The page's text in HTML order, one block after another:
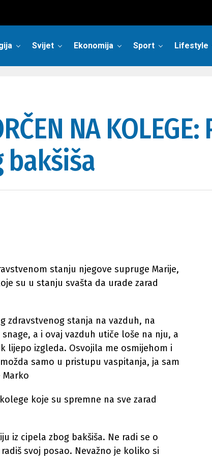
Svijet Ekonomija Sport Lifestyle
NA
bakšiša
stanju njegove supruge Marije,
su u stanju svašta da urade zarad
zdravstvenog stanja na vazduh, na
a i ovaj vazduh utiče loše na nju, a
lijepo izgleda. Osvojila me osmijehom i
samo u pristupu vaspitanja, ja sam
koje su spremne na sve zarad
iz cipela zbog bakšiša. Ne radi se o
svoj posao. Nevažno je koliko si